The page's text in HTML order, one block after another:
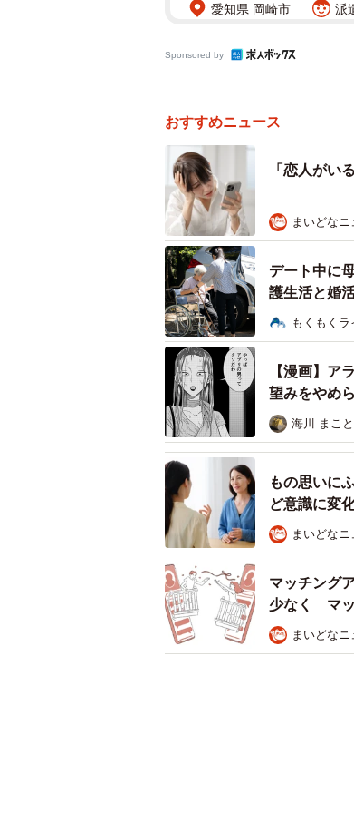
「婚活（結婚相手探し）」
一方、「婚活（結婚相手探
票）、「結婚相談所」（74
圧倒的1位だった「マッチン
「結婚相談所」が大きく票
結婚相談所を選んだ理由と
いるため、目的のズレが少
愛知県 岡崎市 派
Sponsored by
おすすめニュース
「恋人がい
まいどな
デート中に
護生活と婚
もくもく
【漫画】ア
望みをやめ
海川 まこと
もの思いに
ど意識に変
まいどな
マッチング
少なく マッ
まいどな